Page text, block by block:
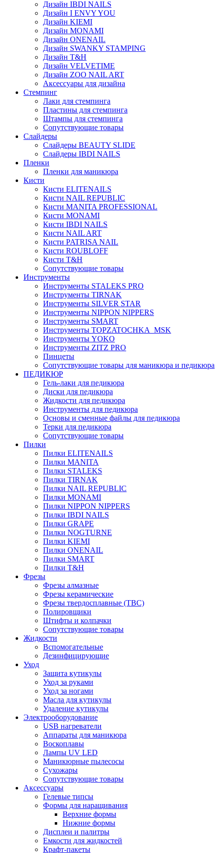
Дизайн IBDI NAILS
Дизайн I ENVY YOU
Дизайн KIEMI
Дизайн MONAMI
Дизайн ONENAIL
Дизайн SWANKY STAMPING
Дизайн T&H
Дизайн VELVETIME
Дизайн ZOO NAIL ART
Аксессуары для дизайна
Стемпинг
Лаки для стемпинга
Пластины для стемпинга
Штампы для стемпинга
Сопутствующие товары
Слайдеры
Слайдеры BEAUTY SLIDE
Слайдеры IBDI NAILS
Пленки
Пленки для маникюра
Кисти
Кисти ELITENAILS
Кисти NAIL REPUBLIC
Кисти MANITA PROFESSIONAL
Кисти MONAMI
Кисти IBDI NAILS
Кисти NAIL ART
Кисти PATRISA NAIL
Кисти ROUBLOFF
Кисти T&H
Сопутствующие товары
Инструменты
Инструменты STALEKS PRO
Инструменты TIRNAK
Инструменты SILVER STAR
Инструменты NIPPON NIPPERS
Инструменты SMART
Инструменты TOPZATOCHKA_MSK
Инструменты YOKO
Инструменты ZITZ PRO
Пинцеты
Сопутствующие товары для маникюра и педикюра
ПЕДИКЮР
Гель-лаки для педикюра
Диски для педикюра
Жидкости для педикюра
Инструменты для педикюра
Основы и сменные файлы для педикюра
Терки для педикюра
Сопутствующие товары
Пилки
Пилки ELITENAILS
Пилки MANITA
Пилки STALEKS
Пилки TIRNAK
Пилки NAIL REPUBLIC
Пилки MONAMI
Пилки NIPPON NIPPERS
Пилки IBDI NAILS
Пилки GRAPE
Пилки NOGTURNE
Пилки KIEMI
Пилки ONENAIL
Пилки SMART
Пилки T&H
Фрезы
Фрезы алмазные
Фрезы керамические
Фрезы твердосплавные (ТВС)
Полировщики
Штифты и колпачки
Сопутствующие товары
Жидкости
Вспомогательные
Дезинфицирующие
Уход
Защита кутикулы
Уход за руками
Уход за ногами
Масла для кутикулы
Удаление кутикулы
Электрооборудование
USB нагреватели
Аппараты для маникюра
Воскоплавы
Лампы UV LED
Маникюрные пылесосы
Сухожары
Сопутствующие товары
Аксессуары
Гелевые типсы
Формы для наращивания
Верхние формы
Нижние формы
Дисплеи и палитры
Емкости для жидкостей
Крафт-пакеты